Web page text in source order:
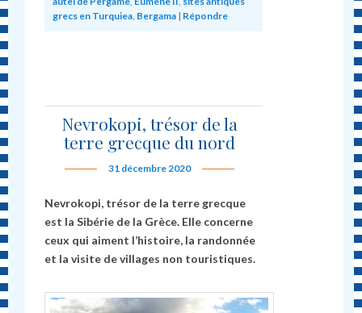
grecs en Turquiea, Bergama | Répondre
Nevrokopi, trésor de la
terre grecque du nord
31 décembre 2020
Nevrokopi, trésor de la terre grecque
est la Sibérie de la Grèce. Elle concerne
ceux qui aiment l’histoire, la randonnée
et la visite de villages non touristiques.